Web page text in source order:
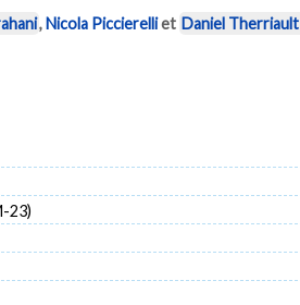
,Nicola Piccierelliet Daniel Therriault
23)